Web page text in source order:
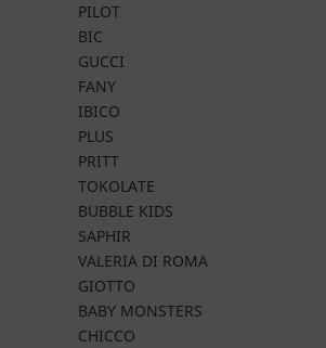
PILOT
BIC
GUCCI
FANY
IBICO
PLUS
PRITT
TOKOLATE
BUBBLE KIDS
SAPHIR
VALERIA DI ROMA
GIOTTO
BABY MONSTERS
CHICCO